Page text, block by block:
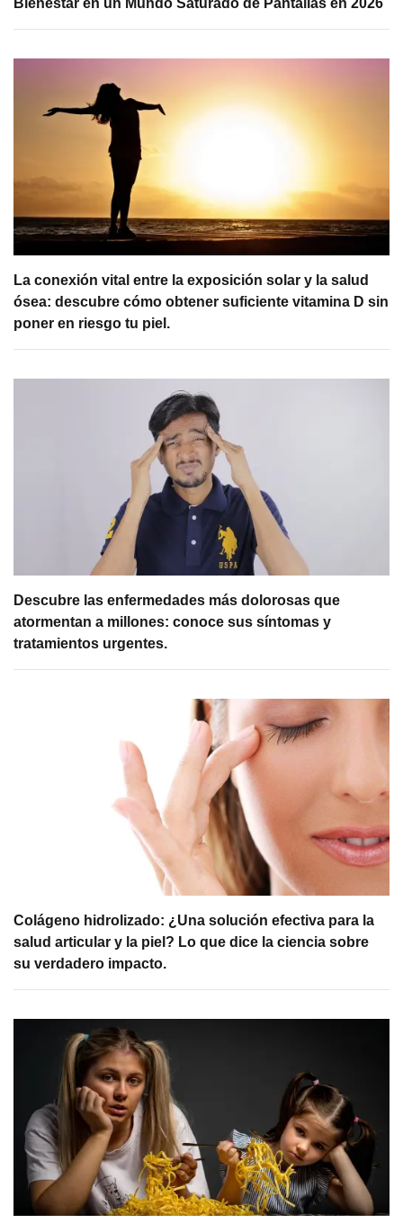
La conexión vital entre la exposición solar y la salud
ósea: descubre cómo obtener suficiente vitamina D sin
poner en riesgo tu piel.
Descubre las enfermedades más dolorosas que
atormentan a millones: conoce sus síntomas y
tratamientos urgentes.
Colágeno hidrolizado: ¿Una solución efectiva para la
salud articular y la piel? Lo que dice la ciencia sobre
su verdadero impacto.